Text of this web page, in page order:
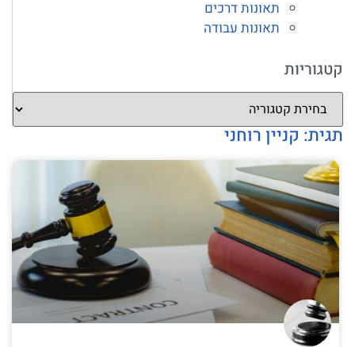
תאונות דרכים
תאונות עבודה
קטגוריות
תגית: קניין רוחני